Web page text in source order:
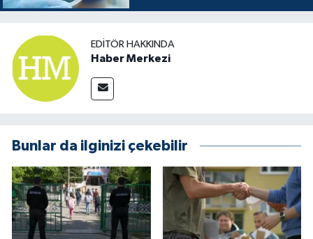
EDITÖR HAKKINDA
Haber Merkezi
Bunlar da ilginizi çekebilir